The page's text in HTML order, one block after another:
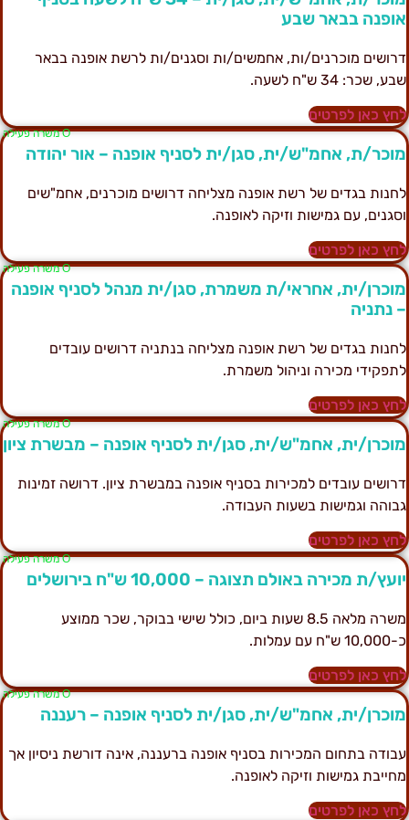
בבאר שבע
מוכרנים/ות, אחמשים/ות וסגנים/ות לרשת אופנה בבאר
שכר: 34 ש"ח לשעה.
כאן לפרטים
Ο משרה פעילה
ת, אחמ"ש/ית, סגן/ית לסניף אופנה – אור יהודה
בגדים של רשת אופנה מצליחה דרושים מוכרנים, אחמ"שים
עם גמישות וזיקה לאופנה.
כאן לפרטים
Ο משרה פעילה
ית, אחראי/ת משמרת, סגן/ית מנהל לסניף אופנה
נתניה
בגדים של רשת אופנה מצליחה בנתניה דרושים עובדים
מכירה וניהול משמרת.
כאן לפרטים
Ο משרה פעילה
ית, אחמ"ש/ית, סגן/ית לסניף אופנה – מבשרת ציון
עובדים למכירות בסניף אופנה במבשרת ציון. דרושה זמינות
וגמישות בשעות העבודה.
כאן לפרטים
Ο משרה פעילה
ת מכירה באולם תצוגה – 10,000 ש"ח בירושלים
משרה מלאה 8.5 שעות ביום, כולל שישי בבוקר, שכר ממוצע
ש"ח עם עמלות.
כאן לפרטים
Ο משרה פעילה
ית, אחמ"ש/ית, סגן/ית לסניף אופנה – רעננה
בתחום המכירות בסניף אופנה ברעננה, אינה דורשת ניסיון אך
גמישות וזיקה לאופנה.
כאן לפרטים